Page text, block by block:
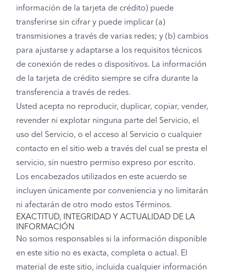
información de la tarjeta de crédito) puede
transferirse sin cifrar y puede implicar (a)
transmisiones a través de varias redes; y (b) cambios
para ajustarse y adaptarse a los requisitos técnicos
de conexión de redes o dispositivos. La información
de la tarjeta de crédito siempre se cifra durante la
transferencia a través de redes.
Usted acepta no reproducir, duplicar, copiar, vender,
revender ni explotar ninguna parte del Servicio, el
uso del Servicio, o el acceso al Servicio o cualquier
contacto en el sitio web a través del cual se presta el
servicio, sin nuestro permiso expreso por escrito.
Los encabezados utilizados en este acuerdo se
incluyen únicamente por conveniencia y no limitarán
ni afectarán de otro modo estos Términos.
EXACTITUD, INTEGRIDAD Y ACTUALIDAD DE LA
INFORMACIÓN
No somos responsables si la información disponible
en este sitio no es exacta, completa o actual. El
material de este sitio, incluida cualquier información